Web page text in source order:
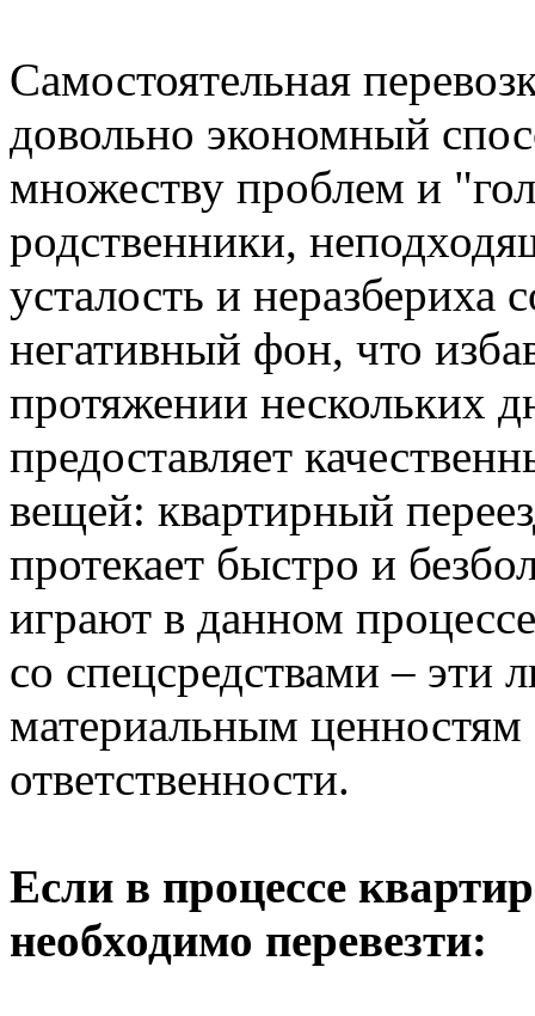
Самостоятельная
довольно экономный
множеству проблем и
родственники,
усталость и неразбериха
негативный фон, что
протяжении нескольких
предоставляет
вещей: квартирный
протекает быстро и
играют в данном
со спецсредствами – эти
материальным
ответственности.
Если в процессе
необходимо перевезти: